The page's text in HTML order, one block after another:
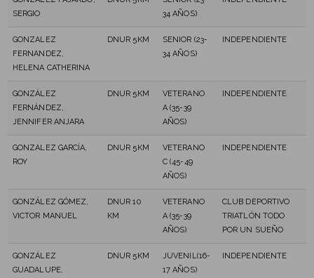
SERGIO
34 AÑOS)
GONZALEZ
FERNANDEZ,
HELENA CATHERINA
DNUR 5KM
SENIOR (23-
34 AÑOS)
INDEPENDIENTE
GONZÁLEZ
FERNÁNDEZ,
JENNIFER ANJARA
DNUR 5KM
VETERANO
A (35-39
AÑOS)
INDEPENDIENTE
GONZALEZ GARCÍA,
ROY
DNUR 5KM
VETERANO
C (45-49
AÑOS)
INDEPENDIENTE
GONZÁLEZ GÓMEZ,
VICTOR MANUEL
DNUR 10
KM
VETERANO
A (35-39
AÑOS)
CLUB DEPORTIVO
TRIATLÓN TODO
POR UN SUEÑO
GONZÁLEZ
GUADALUPE,
DNUR 5KM
JUVENIL(16-
17 AÑOS)
INDEPENDIENTE